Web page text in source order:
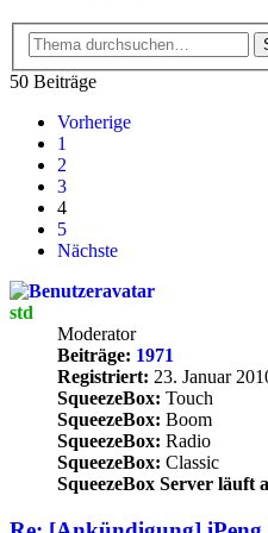
50 Beiträge
Vorherige
1
2
3
4
5
Nächste
std
Moderator
Beiträge: 1971
Registriert: 23. Januar
SqueezeBox: Touch
SqueezeBox: Boom
SqueezeBox: Radio
SqueezeBox: Classic
SqueezeBox Server läuft